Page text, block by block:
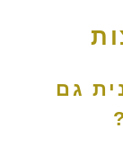
גם